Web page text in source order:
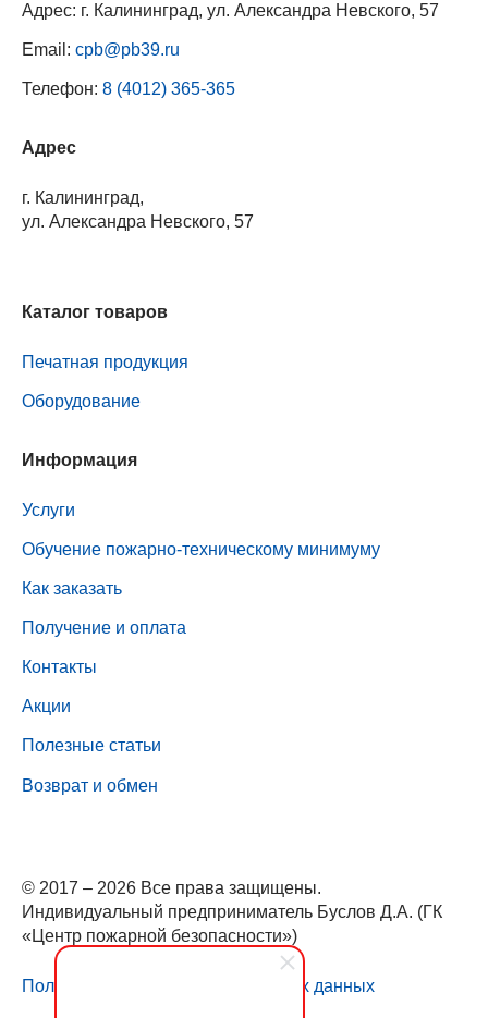
Адрес: г. Калининград, ул. Александра Невского, 57
Email: cpb@pb39.ru
Телефон: 8 (4012) 365-365
Адрес
г. Калининград,
ул. Александра Невского, 57
Каталог товаров
Печатная продукция
Оборудование
Информация
Услуги
Обучение пожарно-техническому минимуму
Как заказать
Получение и оплата
Контакты
Акции
Полезные статьи
Возврат и обмен
© 2017 – 2026 Все права защищены.
Индивидуальный предприниматель Буслов Д.А. (ГК
«Центр пожарной безопасности»)
Политика обработки персональных данных